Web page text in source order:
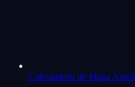
Calculadora de Mapa Astral